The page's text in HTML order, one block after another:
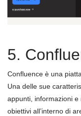
5.
Confluence è una
Una delle sue
appunti, informazioni
obiettivi all’interno di